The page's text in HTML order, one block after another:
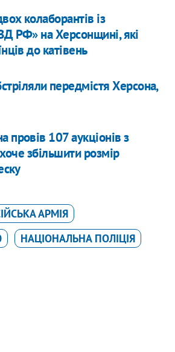
колаборантів із
РФ» на Херсонщині, які
до катівень
передмістя Херсона,
107 аукціонів з
збільшити розмір
АРМІЯ
НАЦІОНАЛЬНА ПОЛІЦІЯ